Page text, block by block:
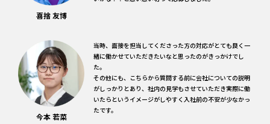
喜捨 友博
今本 若菜
当時、面接を担当してくださった方の対応がとても良く一
緒に働かせていただきたいなと思ったのがきっかけでし
た。
その他にも、こちらから質問する前に会社についての説明
がしっかりとあり、社内の見学もさせていただき実際に働
いたらというイメージがしやすく入社前の不安が少なかっ
たです。